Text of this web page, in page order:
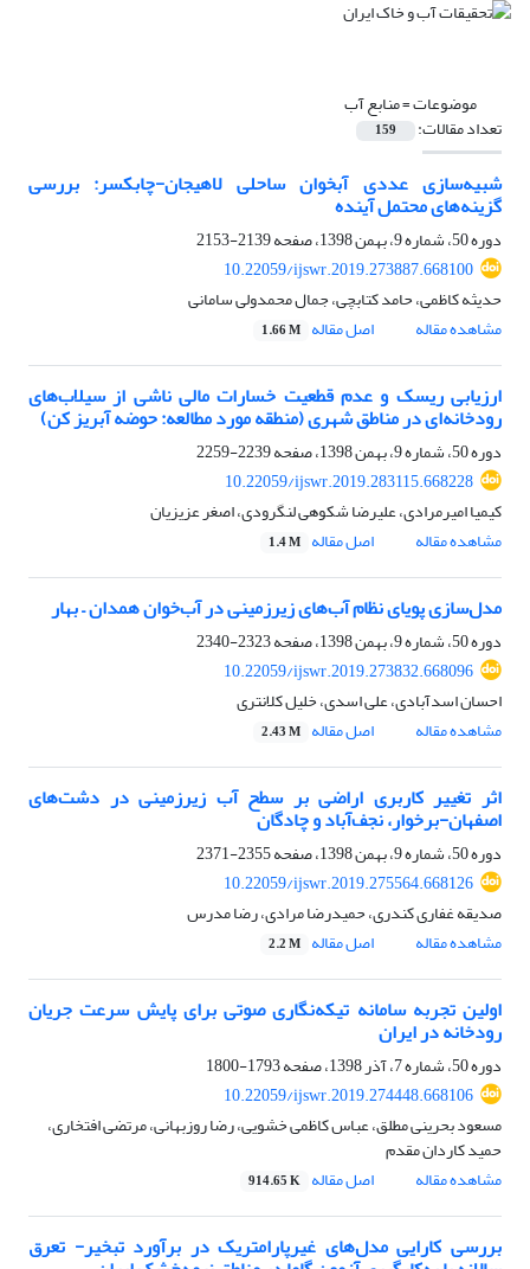
موضوعات =منابع آب
تعداد مقالات: 159
شبیه‌سازی عددی آبخوان ساحلی لاهیجان‌-چابکسر: بررسی
گزینه‌های محتمل آینده
دوره 50، شماره 9، بهمن 1398، صفحه
2139-2153
10.22059/ijswr.2019.273887.668100
حدیثه کاظمی، حامد کتابچی، جمال محمدولی سامانی
مشاهده مقاله
اصل مقاله 1.66 M
ارزیابی ریسک و عدم قطعیت خسارات مالی ناشی از سیلاب‌های
رودخانه‌ای در مناطق شهری (منطقه مورد مطالعه: حوضه آبریز کن)
دوره 50، شماره 9، بهمن 1398، صفحه
2239-2259
10.22059/ijswr.2019.283115.668228
کیمیا امیرمرادی، علیرضا شکوهی لنگرودی، اصغر عزیزیان
مشاهده مقاله
اصل مقاله 1.4 M
مدل‌سازی پویای نظام آب‌های زیرزمینی در آب‌خوان همدان – بهار
دوره 50، شماره 9، بهمن 1398، صفحه
2323-2340
10.22059/ijswr.2019.273832.668096
احسان اسدآبادی، علی اسدی، خلیل کلانتری
مشاهده مقاله
اصل مقاله 2.43 M
اثر تغییر کاربری اراضی بر سطح آب زیرزمینی در دشت‌های
اصفهان-برخوار، نجف‌آباد و چادگان
دوره 50، شماره 9، بهمن 1398، صفحه
2355-2371
10.22059/ijswr.2019.275564.668126
صدیقه غفاری کندری، حمیدرضا مرادی، رضا مدرس
مشاهده مقاله
اصل مقاله 2.2 M
اولین تجربه سامانه تیکه‌نگاری صوتی برای پایش سرعت جریان
رودخانه در ایران
دوره 50، شماره 7، آذر 1398، صفحه
1793-1800
10.22059/ijswr.2019.274448.668106
مسعود بحرینی مطلق، عباس کاظمی خشویی، رضا روزبهانی، مرتضی افتخاری،
حمید کاردان مقدم
مشاهده مقاله
اصل مقاله 914.65 K
بررسی کارایی مدل‌های غیرپارامتریک در برآورد تبخیر- تعرق